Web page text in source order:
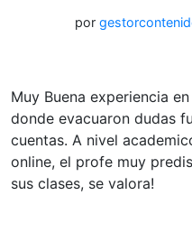
por
Muy Buena experiencia
donde evacuaron dudas
cuentas. A nivel
online, el profe muy
sus clases, se valora!